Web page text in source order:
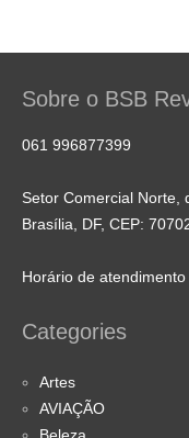
Sobre o BSB
061 996877399
Setor Comercial Norte,
Brasília, DF, CEP:
Horário de
Categories
Artes
AVIAÇÃO
Beleza